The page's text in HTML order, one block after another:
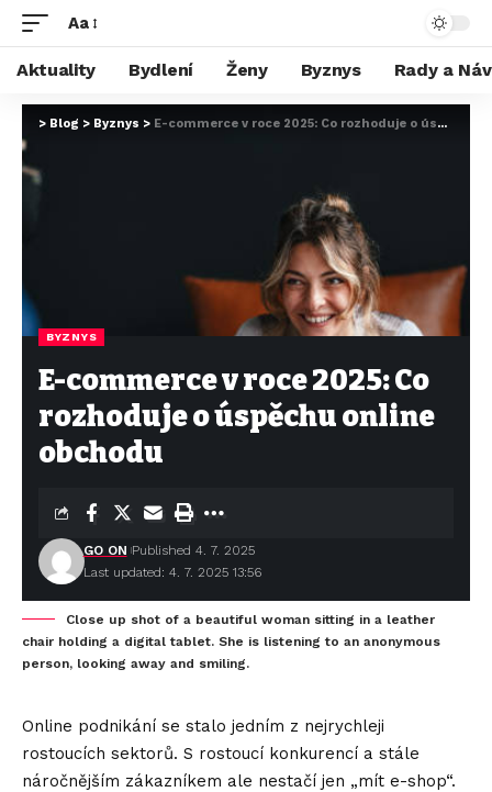
Aa
Aktuality Bydlení Ženy Byznys Rady a
> Blog > Byznys > E-commerce v roce 2025: Co rozhoduje o úspěchu online obchodu
BYZNYS
E-commerce v roce 2025: Co
rozhoduje o úspěchu online
obchodu
Last updated: 4. 7. 2025 13:56
GO ON Published 4. 7. 2025
Close up shot of a beautiful woman sitting in a leather
chair holding a digital tablet. She is listening to an anonymous
person, looking away and smiling.
Online podnikání se stalo jedním z nejrychleji
rostoucích sektorů. S rostoucí konkurencí a stále
náročnějším zákazníkem ale nestačí jen „mít e-shop“.